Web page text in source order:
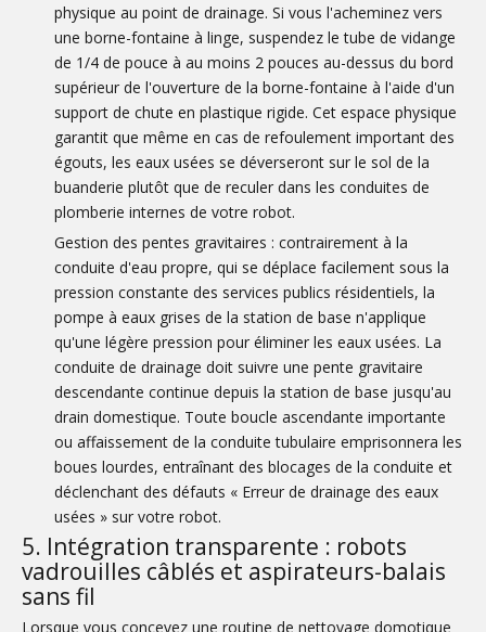
physique au point de drainage. Si vous l'acheminez vers
une borne-fontaine à linge, suspendez le tube de vidange
de 1/4 de pouce à au moins 2 pouces au-dessus du bord
supérieur de l'ouverture de la borne-fontaine à l'aide d'un
support de chute en plastique rigide. Cet espace physique
garantit que même en cas de refoulement important des
égouts, les eaux usées se déverseront sur le sol de la
buanderie plutôt que de reculer dans les conduites de
plomberie internes de votre robot.
Gestion des pentes gravitaires : contrairement à la
conduite d'eau propre, qui se déplace facilement sous la
pression constante des services publics résidentiels, la
pompe à eaux grises de la station de base n'applique
qu'une légère pression pour éliminer les eaux usées. La
conduite de drainage doit suivre une pente gravitaire
descendante continue depuis la station de base jusqu'au
drain domestique. Toute boucle ascendante importante
ou affaissement de la conduite tubulaire emprisonnera les
boues lourdes, entraînant des blocages de la conduite et
déclenchant des défauts « Erreur de drainage des eaux
usées » sur votre robot.
5. Intégration transparente : robots
vadrouilles câblés et aspirateurs-balais
sans fil
Lorsque vous concevez une routine de nettoyage domotique